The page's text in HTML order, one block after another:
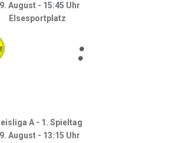
August - 15:45 Uhr
Elsesportplatz
:
A - 1. Spieltag
August - 13:15 Uhr